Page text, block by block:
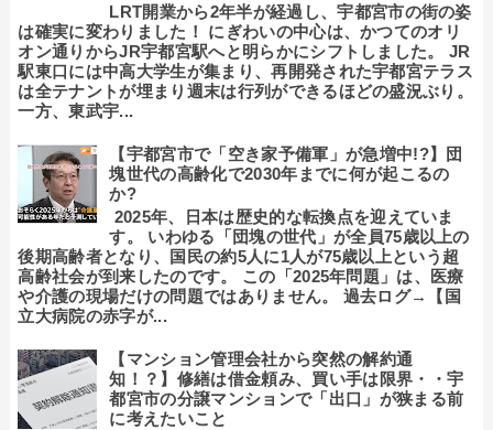
LRT開業から2年半が経過し、宇都宮市の街の姿
は確実に変わりました！ にぎわいの中心は、かつてのオリ
オン通りからJR宇都宮駅へと明らかにシフトしました。 JR
駅東口には中高大学生が集まり、再開発された宇都宮テラス
は全テナントが埋まり週末は行列ができるほどの盛況ぶり。
一方、東武宇...
【宇都宮市で「空き家予備軍」が急増中!?】団
塊世代の高齢化で2030年までに何が起こるの
か?
2025年、日本は歴史的な転換点を迎えていま
す。 いわゆる「団塊の世代」が全員75歳以上の
後期高齢者となり、国民の約5人に1人が75歳以上という超
高齢社会が到来したのです。 この「2025年問題」は、医療
や介護の現場だけの問題ではありません。 過去ログ→【国
立大病院の赤字が...
【マンション管理会社から突然の解約通
知！？】修繕は借金頼み、買い手は限界・・宇
都宮市の分譲マンションで「出口」が狭まる前
に考えたいこと